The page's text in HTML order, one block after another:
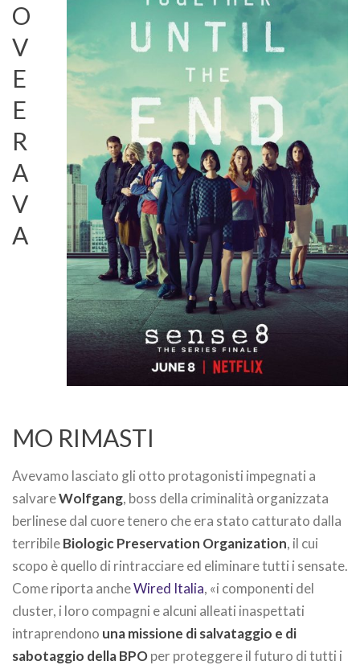
O
V
E
E
R
A
V
A
MO RIMASTI
Avevamo lasciato gli otto protagonisti impegnati a
salvareWolfgang, boss della criminalità organizzata
berlinese dal cuore tenero che era stato catturato dalla
terribileBiologic Preservation Organization, il cui
scopo è quello di rintracciare ed eliminare tutti i sensate.
Come riporta ancheWired Italia, «i componenti del
cluster, i loro compagni e alcuni alleati inaspettati
intraprendono una missione di salvataggio e di
sabotaggio della BPOper proteggere il futuro di tutti i